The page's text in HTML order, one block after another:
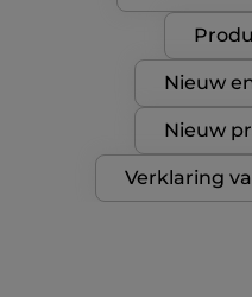
Nieuw
Nieuw
Verklaring